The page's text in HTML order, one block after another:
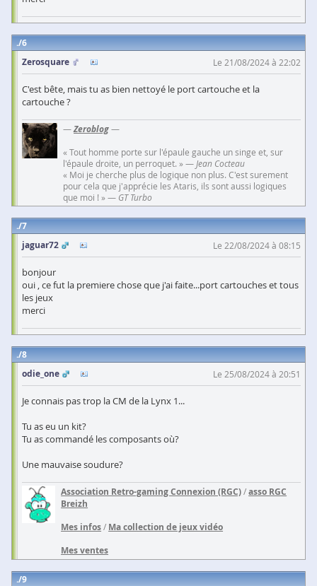
6
Zerosquare
Le 21/08/2024 à 22:02
C'est bête, mais tu as bien nettoyé le port cartouche et la
cartouche ?
—Zeroblog—
« Tout homme porte sur l'épaule gauche un singe et, sur
l'épaule droite, un perroquet. » — Jean Cocteau
« Moi je cherche plus de logique non plus. C'est surement
pour cela que j'apprécie les Ataris, ils sont aussi logiques
que moi ! » — GT Turbo
7
jaguar72
Le 22/08/2024 à 08:15
bonjour
oui , ce fut la premiere chose que j'ai faite...port cartouches et tous
les jeux
merci
8
odie_one
Le 25/08/2024 à 20:51
Je connais pas trop la CM de la Lynx 1...
Tu as eu un kit?
Tu as commandé les composants où?
Une mauvaise soudure?
Association Retro-gaming Connexion (RGC)/asso RGC
Breizh
Mes infos/ Ma collection de jeux vidéo
Mes ventes
9